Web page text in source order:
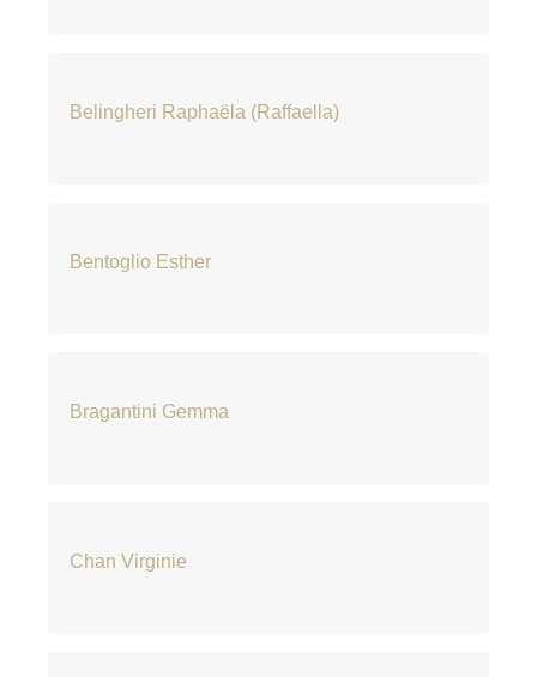
Belingheri Raphaëla (Raffaella)
Bentoglio Esther
Bragantini Gemma
Chan Virginie